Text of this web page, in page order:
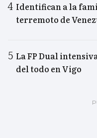
Identifican a la
terremoto de
La FP Dual
del todo en Vigo